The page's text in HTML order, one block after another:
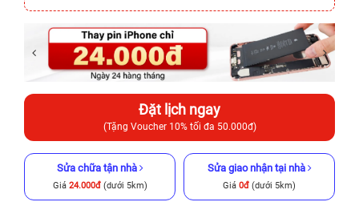
Đặt lịch ngay
(Tặng Voucher 10% tối đa 50.000đ)
Sửa chữa tận nhà
Giá 24.000đ(dưới 5km)
Sửa giao nhận tại nhà
Giá 0đ (dưới 5km)